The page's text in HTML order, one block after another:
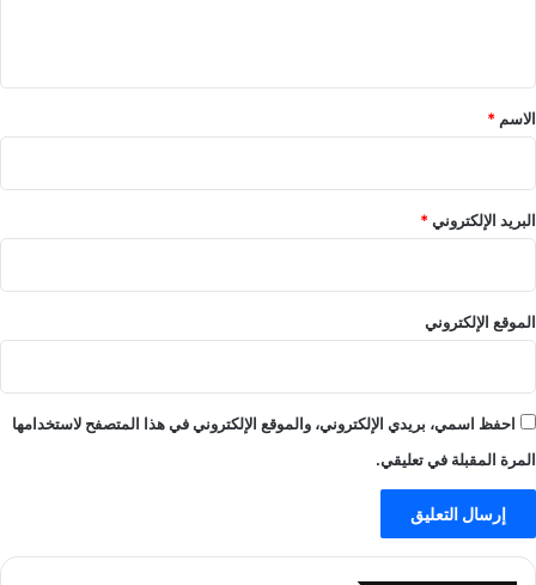
*
الاسم *
البريد الإلكتروني*
الموقع الإلكتروني
احفظ اسمي، بريدي الإلكتروني، والموقع الإلكتروني في هذا المتصفح لاستخدامها
المرة المقبلة في تعليقي.